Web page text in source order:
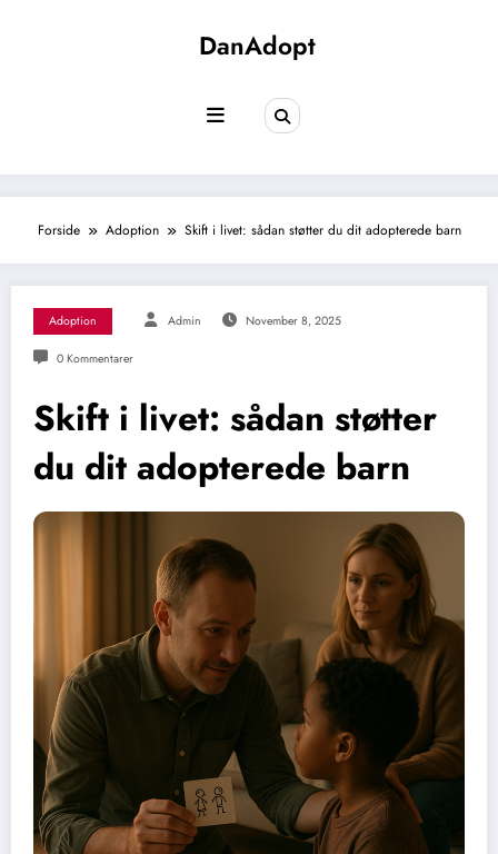
DanAdopt
Forside Adoption Skift i livet: sådan støtter du dit adopterede barn
Adoption Admin November 8, 2025
0 Kommentarer
Skift i livet: sådan støtter
du dit adopterede barn